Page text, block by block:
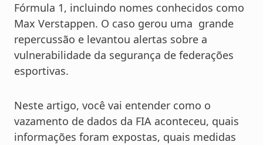
Fórmula 1, incluindo nomes conhecidos como
Max Verstappen. O caso gerou uma grande
repercussão e levantou alertas sobre a
vulnerabilidade da segurança de federações
esportivas.
Neste artigo, você vai entender como o
vazamento de dados da FIA aconteceu, quais
informações foram expostas, quais medidas